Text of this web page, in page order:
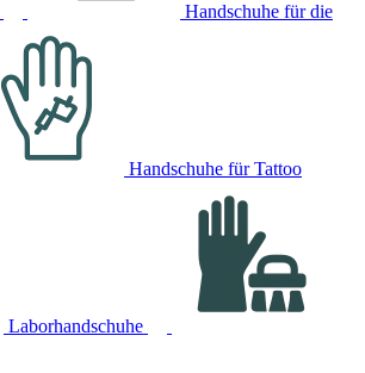
Handschuhe für die
Handschuhe für Tattoo
Laborhandschuhe